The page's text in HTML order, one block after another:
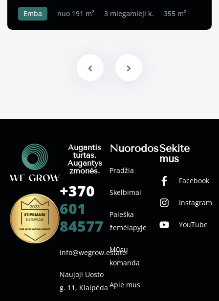
Emba nuo 191 m² 3 miegamieji k. 355 m²
Nuorodos
Pradžia
Skelbimai
Paieška
žemėlapyje
Mūsų
komanda
Apie mus
Sekite
mus
Facebook
Instagram
YouTube
Augantis
turtas.
Augantys
žmonės.
+370
601
84577
info@wegrow.estate
Naujoji Uosto
g. 11, Klaipėda